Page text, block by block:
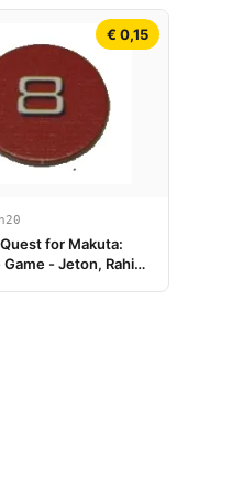
€ 0,15
for Makuta:
- Jeton, Rahi